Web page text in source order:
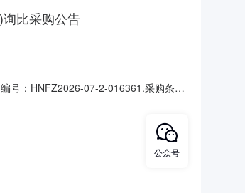
比采购公告
号：HNFZ2026-07-2-016361.采购条件
计划号物料编码物料描述物料组物料
公众号